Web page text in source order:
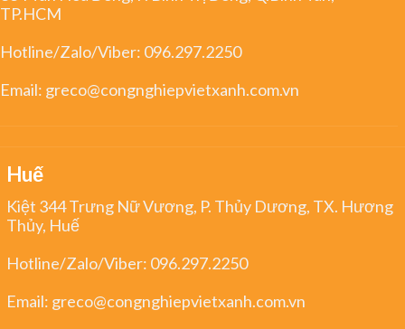
TP.HCM
Hotline/Zalo/Viber: 096.297.2250
Email: greco@congnghiepvietxanh.com.vn
Huế
Kiệt 344 Trưng Nữ Vương, P. Thủy Dương, TX. Hương
Thủy, Huế
Hotline/Zalo/Viber: 096.297.2250
Email: greco@congnghiepvietxanh.com.vn